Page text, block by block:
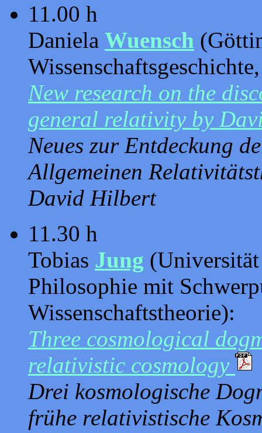
11.00 h
Daniela Wuensch
New research on the
general relativity by
Neues zur Entdeckung
Allgemeinen
David Hilbert
11.30 h
Tobias Jung
Philosophie mit
Wissenschaftstheorie):
Three cosmological
relativistic cosmology
Drei kosmologische
frühe relativistische